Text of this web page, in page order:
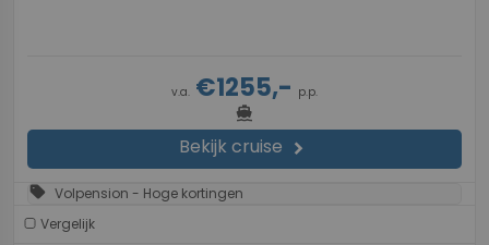
v.a. €1255,- p.p.
directions_boat
Bekijk cruise chevron_right
sell Volpension - Hoge kortingen
Vergelijk